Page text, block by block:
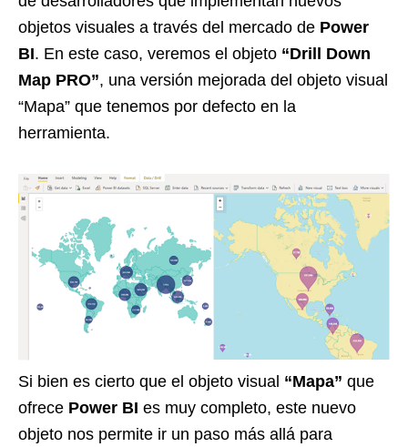
objetos visuales a través del mercado de Power
BI. En este caso, veremos el objeto “Drill Down
Map PRO”, una versión mejorada del objeto visual
“Mapa” que tenemos por defecto en la
herramienta.
Si bien es cierto que el objeto visual “Mapa” que
ofrece Power BI es muy completo, este nuevo
objeto nos permite ir un paso más allá para